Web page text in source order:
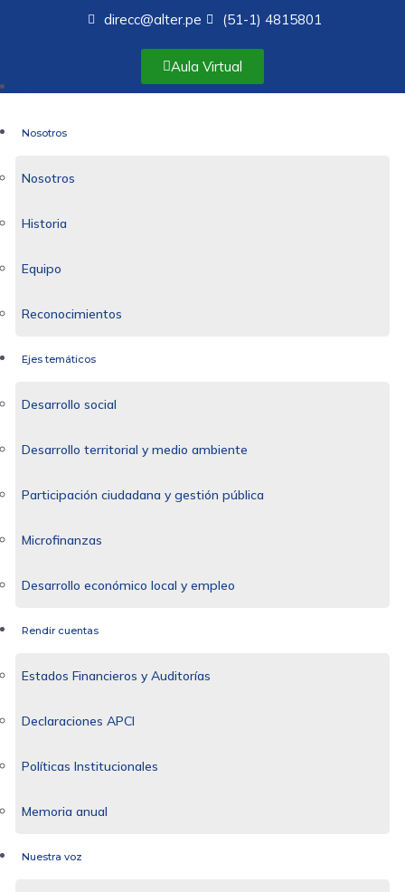
direcc@alter.pe (51-1) 4815801
Aula Virtual
Nosotros
Nosotros
Historia
Equipo
Reconocimientos
Ejes temáticos
Desarrollo social
Desarrollo territorial y medio ambiente
Participación ciudadana y gestión pública
Microfinanzas
Desarrollo económico local y empleo
Rendir cuentas
Estados Financieros y Auditorías
Declaraciones APCI
Políticas Institucionales
Memoria anual
Nuestra voz